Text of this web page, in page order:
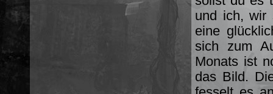
und ich, wir
eine
sich zum
Monats ist
das Bild.